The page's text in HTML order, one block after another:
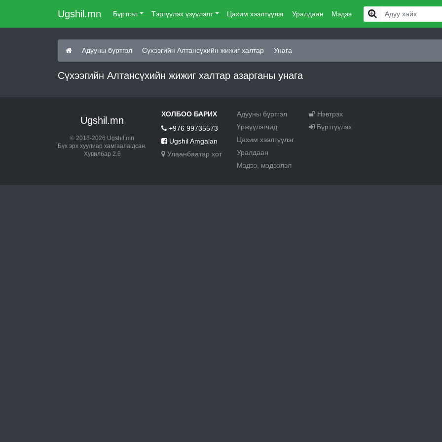
Ugshil.mn Бүртгэл Тэргүүлэх үзүүлэлт Цахим хээлтүүлэг Уралдаан Мэдээ
Адууны бүртгэл Сүхээгийн Алтансүхийн жижиг халтар Унага
Сүхээгийн Алтансүхийн жижиг халтар азарганы унага
Ugshil.mn
© 2018-2026 Ugshil.mn
Бүх эрх хуулиар хамгаалагдсан.
Хувилбар 2.6
ХОЛБОО БАРИХ
+976 99735573
Ugshil Amgalan
Улаанбаатар хот
Адууны бүртгэл
Үржүүлэгчид
Цахим хээлтүүлэг
Уралдаан
Мэдээ, мэдээлэл
Нэвтрэх
Бүртгүүлэх